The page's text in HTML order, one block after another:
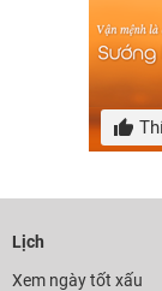
Lịch
Xem ngày tốt xấu